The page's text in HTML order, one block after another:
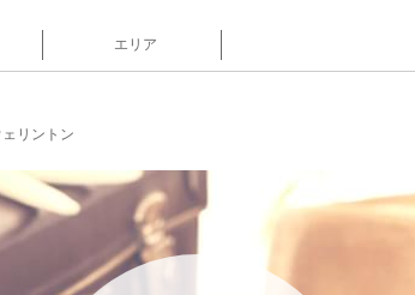
エリア
ェリントン